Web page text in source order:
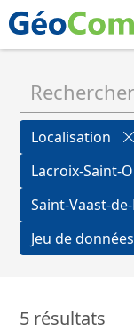
Localisation
Lacroix-Saint-
Saint-Vaast-
Jeu de données
5 résultats